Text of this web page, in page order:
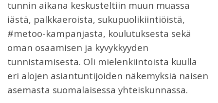
tunnin aikana keskusteltiin muun muassa
iästä, palkkaeroista, sukupuolikiintiöistä,
#metoo-kampanjasta, koulutuksesta sekä
oman osaamisen ja kyvykkyyden
tunnistamisesta. Oli mielenkiintoista kuulla
eri alojen asiantuntijoiden näkemyksiä naisen
asemasta suomalaisessa yhteiskunnassa.